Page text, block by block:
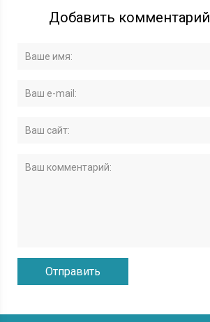
Добавить комментарий